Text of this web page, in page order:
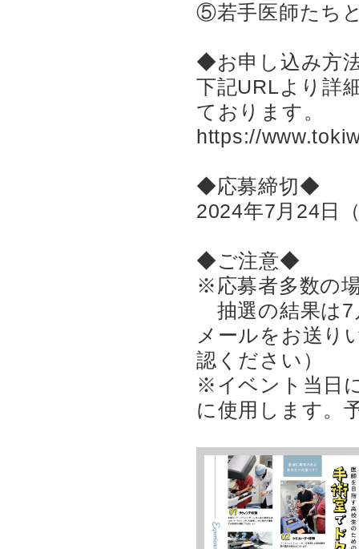
⑤若手医師たち
◆お申し込み方
下記URLより詳
ております。
https://
◆応募締切◆
2024年7月24日
◆ご注意◆
※応募者多数の
抽選の結果は7
メールをお送り
認ください）
※イベント当日
に使用します。